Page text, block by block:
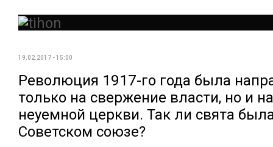
19.02.2017 - 15:00
Революция 1917-го года была
только на свержение власти, но и
неуемной церкви. Так ли свята
Советском союзе?